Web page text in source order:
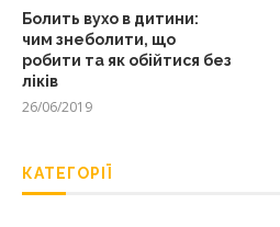
Болить вухо в дитини:
чим знеболити, що
робити та як обійтися без
ліків
26/06/2019
КАТЕГОРІЇ